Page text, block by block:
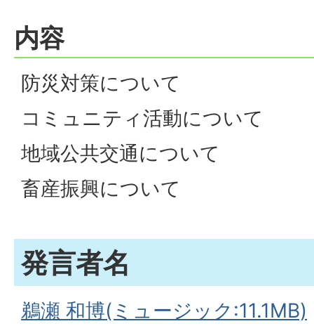
内容
防災対策について
コミュニティ活動について
地域公共交通について
畜産振興について
発言者名
鵜瀬 和博(ミュージック:11.1MB)